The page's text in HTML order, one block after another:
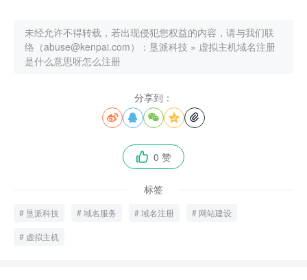
未经允许不得转载，若出现侵犯您权益的内容，请与我们联
络（abuse@kenpai.com）： 垦派科技 » 虚拟主机域名注册
是什么意思呀怎么注册
分享到：
    
 0 赞
标签
垦派科技 域名服务 域名注册 网站建设
虚拟主机